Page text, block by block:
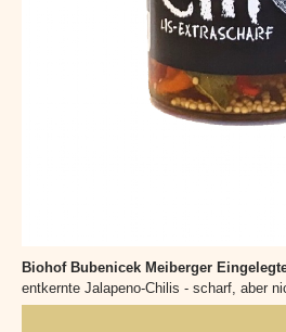
Biohof Bubenicek Meiberger
entkernte Jalapeno-Chilis - scharf, aber